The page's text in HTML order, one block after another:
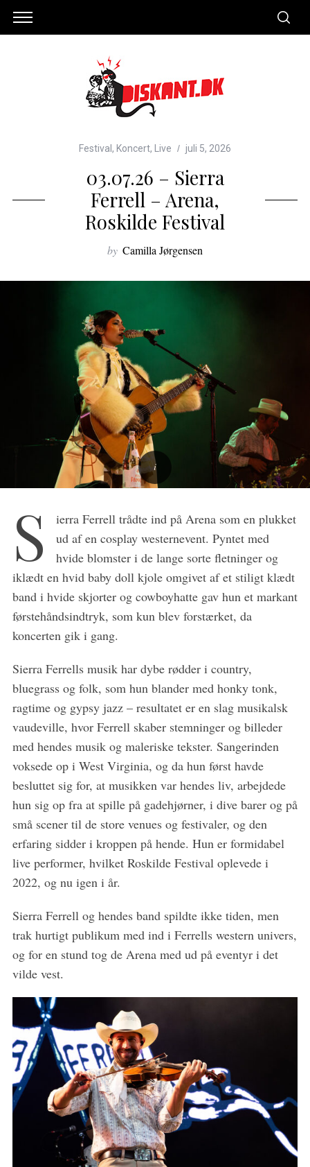
Festival , Koncert, Live juli 5, 2026
03.07.26 – Sierra
Ferrell – Arena,
Roskilde Festival
by Camilla Jørgensen
S
ierra Ferrell trådte ind på Arena som en plukket
ud af en cosplay westernevent. Pyntet med
hvide blomster i de lange sorte fletninger og
iklædt en hvid baby doll kjole omgivet af et stiligt klædt
band i hvide skjorter og cowboyhatte gav hun et markant
førstehåndsindtryk, som kun blev forstærket, da
koncerten gik i gang.
Sierra Ferrells musik har dybe rødder i country,
bluegrass og folk, som hun blander med honky tonk,
ragtime og gypsy jazz – resultatet er en slag musikalsk
vaudeville, hvor Ferrell skaber stemninger og billeder
med hendes musik og maleriske tekster. Sangerinden
voksede op i West Virginia, og da hun først havde
besluttet sig for, at musikken var hendes liv, arbejdede
hun sig op fra at spille på gadehjørner, i dive barer og på
små scener til de store venues og festivaler, og den
erfaring sidder i kroppen på hende. Hun er formidabel
live performer, hvilket Roskilde Festival oplevede i
2022, og nu igen i år.
Sierra Ferrell og hendes band spildte ikke tiden, men
trak hurtigt publikum med ind i Ferrells western univers,
og for en stund tog de Arena med ud på eventyr i det
vilde vest.
S
e
a
c
h